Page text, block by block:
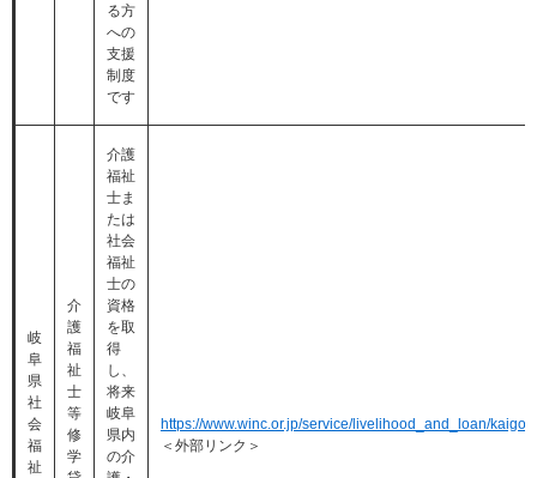
る方
への
支援
制度
です
岐
阜
県
社
会
福
祉
介
護
福
祉
士
等
修
学
介護
福祉
士ま
たは
社会
福祉
士の
資格
を取
得
し、
将来
岐阜
県内
の介
https://www.winc.or.jp/service/livelihood_and_loan/
＜外部リンク＞